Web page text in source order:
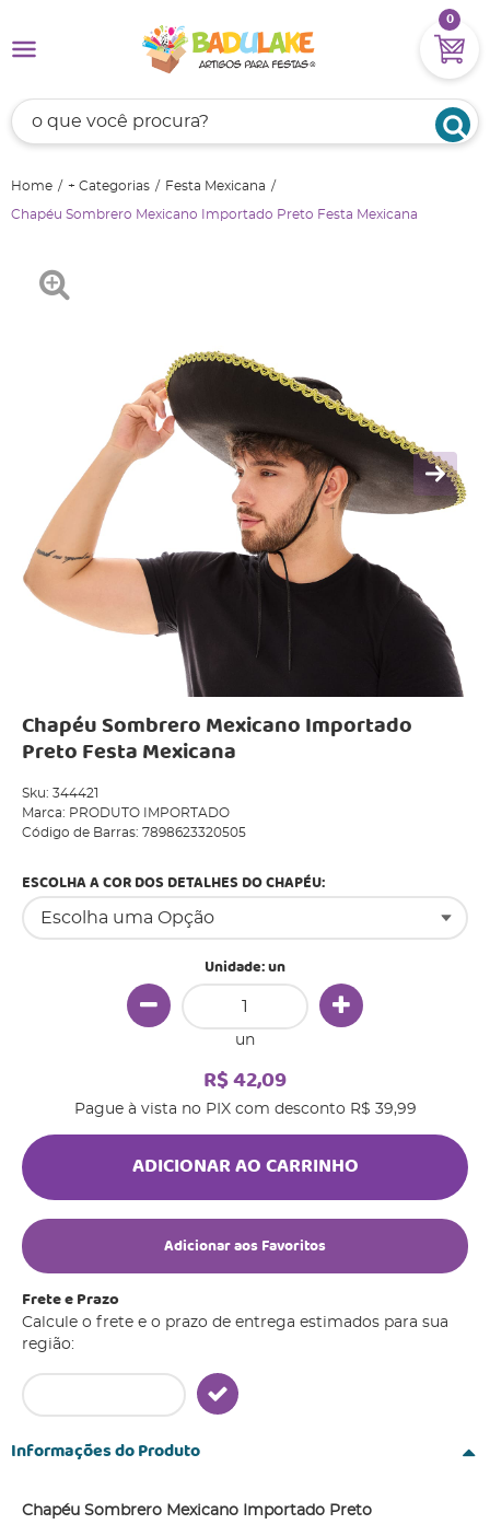
0
Home + Categorias Festa Mexicana
Chapéu Sombrero Mexicano Importado Preto Festa Mexicana
Chapéu Sombrero Mexicano Importado
Preto Festa Mexicana
Sku: 344421
Marca: PRODUTO IMPORTADO
Código de Barras: 7898623320505
ESCOLHA A COR DOS DETALHES DO CHAPÉU:
Unidade: un
un
R$ 42,09
Pague à vista no PIX com desconto R$ 39,99
ADICIONAR AO CARRINHO
Adicionar aos Favoritos
Frete e Prazo
Calcule o frete e o prazo de entrega estimados para sua
região:
Informações do Produto
Chapéu Sombrero Mexicano Importado Preto